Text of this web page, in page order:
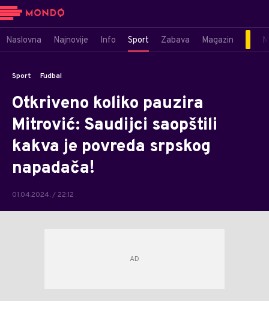
Naslovna Najnovije Info Sport Zabava Magazin
Sport Fudbal
Otkriveno koliko pauzira
Mitrović: Saudijci saopštili
kakva je povreda srpskog
napadača!
01.04.2024. / 22:12